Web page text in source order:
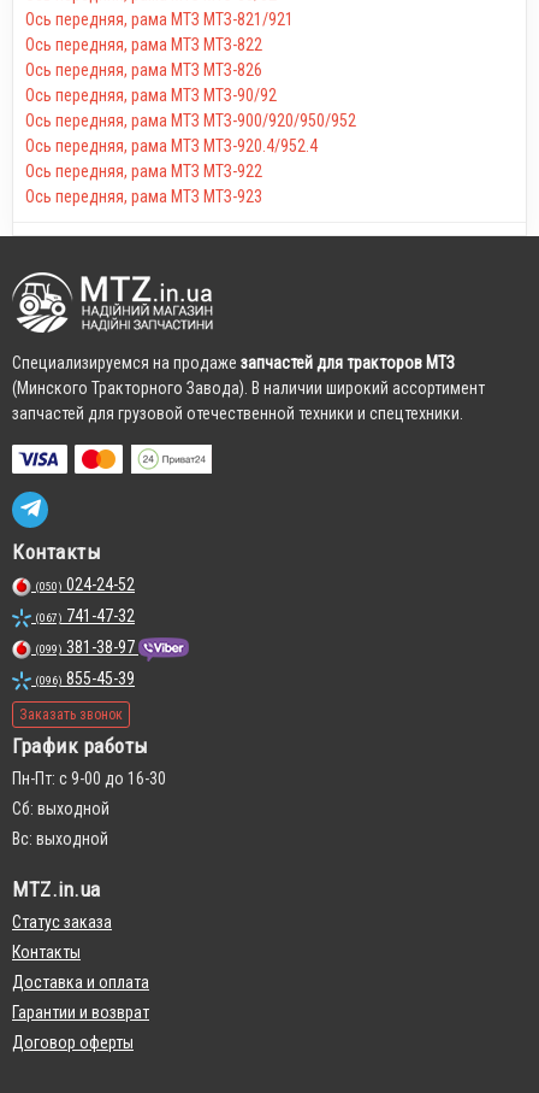
Ось передняя, рама МТЗ МТЗ-821/921
Ось передняя, рама МТЗ МТЗ-822
Ось передняя, рама МТЗ МТЗ-826
Ось передняя, рама МТЗ МТЗ-90/92
Ось передняя, рама МТЗ МТЗ-900/920/950/952
Ось передняя, рама МТЗ МТЗ-920.4/952.4
Ось передняя, рама МТЗ МТЗ-922
Ось передняя, рама МТЗ МТЗ-923
Cпециализируемся на продаже запчастей для тракторов МТЗ
(Минского Тракторного Завода). В наличии широкий ассортимент
запчастей для грузовой отечественной техники и спецтехники.
Контакты
(050) 024-24-52
(067) 741-47-32
(099) 381-38-97
(096) 855-45-39
Заказать звонок
График работы
Пн-Пт: с 9-00 до 16-30
Сб: выходной
Вс: выходной
MTZ.in.ua
Статус заказа
Контакты
Доставка и оплата
Гарантии и возврат
Договор оферты